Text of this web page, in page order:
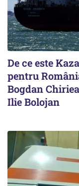
De ce este
pentru
Bogdan
Ilie Bolojan